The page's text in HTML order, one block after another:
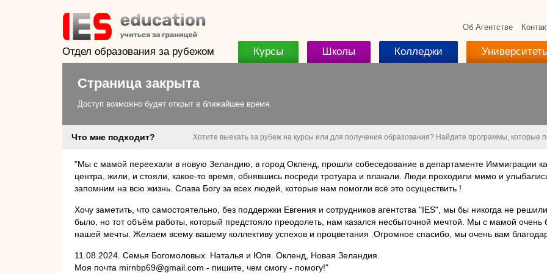
Об Агентстве
Отдел образования за рубежом Курсы Школы Колледжи
Страница закрыта
Доступ возможно будет открыт в ближайшее время.
Что мне подходит? Хотите выехать за рубеж на курсы или для получения образования? Найдите программы, которые
"Мы с мамой переехали в новую Зеландию, в город Окленд, прошли собеседование в департаменте Иммиграции
центра, жили, и стояли, какое-то время, обнявшись посреди тротуара и плакали. Люди проходили мимо и
запомним на всю жизнь. Слава Богу за всех людей, которые нам помогли всё это осуществить !
Хочу заметить, что самостоятельно, без поддержки Евгения и сотрудников агентства "IES", мы бы никогда не
было, но тот объём работы, который предстояло преодолеть, нам казался несбыточной мечтой. Мы с мамой
нашей мечты. Желаем всему вашему коллективу успехов и процветания .Огромное спасибо, мы очень вам
11.08.2024. Семья Богомоловых. Наталья и Юля. Окленд, Новая Зеландия.
Моя почта mirnbp69@gmail.com - пишите, чем смогу - помогу!"